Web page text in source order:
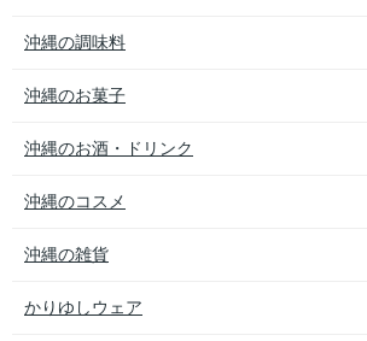
沖縄の調味料
沖縄のお菓子
沖縄のお酒・ドリンク
沖縄のコスメ
沖縄の雑貨
かりゆしウェア